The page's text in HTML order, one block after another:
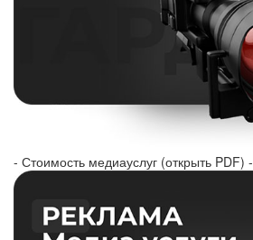
- Стоимость медиауслуг (открыть PDF) -